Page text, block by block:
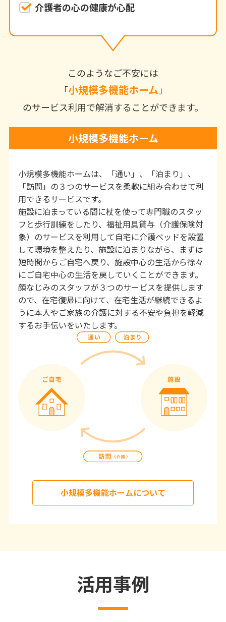
介護者の心の健康が心配
このようなご不安には
「小規模多機能ホーム 」
のサービス利用で解消することができます。
小規模多機能ホーム
小規模多機能ホームは、「通い」、「泊まり」、
「訪問」の３つのサービスを柔軟に組み合わせて利
用できるサービスです。
施設に泊まっている間に杖を使って専門職のスタッ
フと歩行訓練をしたり、福祉用具貸与（介護保険対
象）のサービスを利用して自宅に介護ベッドを設置
して環境を整えたり、施設に泊まりながら、まずは
短時間からご自宅へ戻り、施設中心の生活から徐々
にご自宅中心の生活を戻していくことができます。
顔なじみのスタッフが３つのサービスを提供します
ので、在宅復帰に向けて、在宅生活が継続できるよ
うに本人やご家族の介護に対する不安や負担を軽減
するお手伝いをいたします。
小規模多機能ホームについて
活用事例